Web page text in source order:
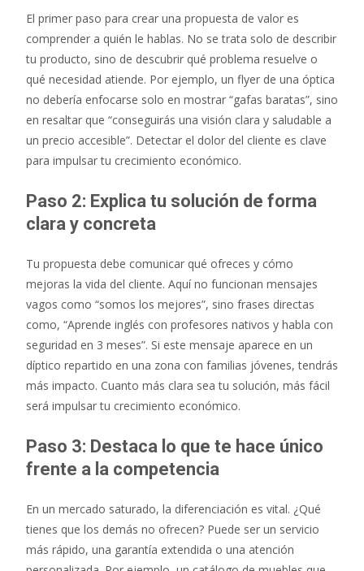
El primer paso para crear una propuesta de valor es
comprender a quién le hablas. No se trata solo de describir
tu producto, sino de descubrir qué problema resuelve o
qué necesidad atiende. Por ejemplo, un flyer de una óptica
no debería enfocarse solo en mostrar “gafas baratas”, sino
en resaltar que “conseguirás una visión clara y saludable a
un precio accesible”. Detectar el dolor del cliente es clave
para impulsar tu crecimiento económico.
Paso 2: Explica tu solución de forma
clara y concreta
Tu propuesta debe comunicar qué ofreces y cómo
mejoras la vida del cliente. Aquí no funcionan mensajes
vagos como “somos los mejores”, sino frases directas
como, “Aprende inglés con profesores nativos y habla con
seguridad en 3 meses”. Si este mensaje aparece en un
díptico repartido en una zona con familias jóvenes, tendrás
más impacto. Cuanto más clara sea tu solución, más fácil
será impulsar tu crecimiento económico.
Paso 3: Destaca lo que te hace único
frente a la competencia
En un mercado saturado, la diferenciación es vital. ¿Qué
tienes que los demás no ofrecen? Puede ser un servicio
más rápido, una garantía extendida o una atención